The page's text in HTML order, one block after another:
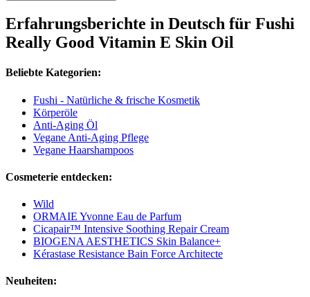
Erfahrungsberichte in Deutsch für Fushi
Really Good Vitamin E Skin Oil
Beliebte Kategorien:
Fushi - Natürliche & frische Kosmetik
Körperöle
Anti-Aging Öl
Vegane Anti-Aging Pflege
Vegane Haarshampoos
Cosmeterie entdecken:
Wild
ORMAIE Yvonne Eau de Parfum
Cicapair™ Intensive Soothing Repair Cream
BIOGENA AESTHETICS Skin Balance+
Kérastase Resistance Bain Force Architecte
Neuheiten: